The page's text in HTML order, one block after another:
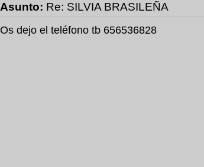
Asunto: Re: SILVIA BRASILEÑA
Os dejo el teléfono tb 656536828